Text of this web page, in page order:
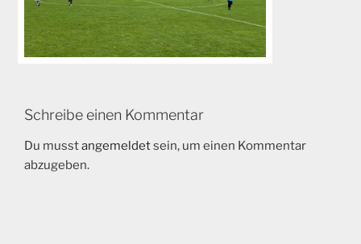
Schreibe einen Kommentar
Du musstangemeldetsein, um einen Kommentar
abzugeben.